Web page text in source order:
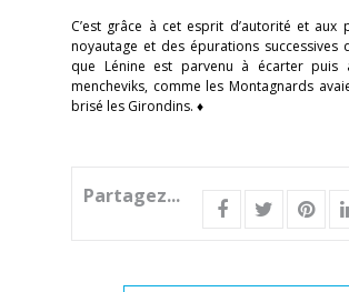
C’est grâce à cet esprit d’autorité et aux
noyautage et des épurations successives
que Lénine est parvenu à écarter puis
mencheviks, comme les Montagnards
brisé les Girondins. ♦
Partagez...